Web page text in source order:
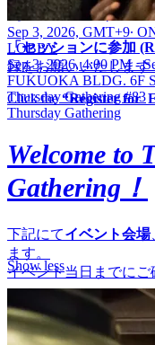
■参加登録方法 | How to
「セッションに参加
録をお願いいたします
Click the“Register for
Sep 3, 2026, GMT+9∙
LOBBY
Sep 3, 2026, 4:00 PM -
FUKUOKA BLDG. 6F
Thursday Gathering #83
Thursday Gathering
Welcome to
Gathering！
下記にてイベント会場
ます。
イベント当日までにご
Below, you’ll find
register, and how to
the details before the
Show less